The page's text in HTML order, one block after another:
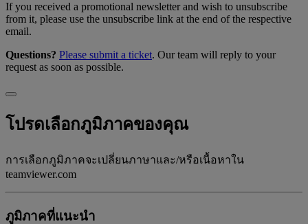
If you received a promotional newsletter and wish to unsubscribe
from it, please use the unsubscribe link at the end of the respective
email.
Questions? Please submit a ticket. Our team will reply to your
request as soon as possible.
โปรดเลือกภูมิภาคของคุณ
การเลือกภูมิภาคจะเปลี่ยนภาษาและ/หรือเนื้อหาใน
teamviewer.com
ภูมิภาคที่แนะนํา